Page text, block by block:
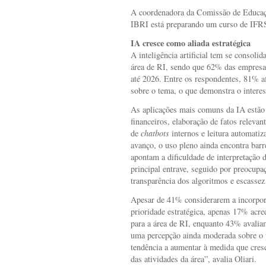
A coordenadora da Comissão de
IBRI está preparando um curso de
IA cresce como aliada estratégica
A inteligência artificial tem se
área de RI, sendo que 62% das
até 2026. Entre os respondentes, 81%
sobre o tema, o que demonstra o
As aplicações mais comuns da IA
financeiros, elaboração de fatos
de chatbots internos e leitura
avanço, o uso pleno ainda encontra
apontam a dificuldade de interpretação
principal entrave, seguido por
transparência dos algoritmos e
Apesar de 41% considerarem a
prioridade estratégica, apenas 17%
para a área de RI, enquanto 43%
uma percepção ainda moderada sobre
tendência a aumentar à medida que
das atividades da área”, avalia Oliari.